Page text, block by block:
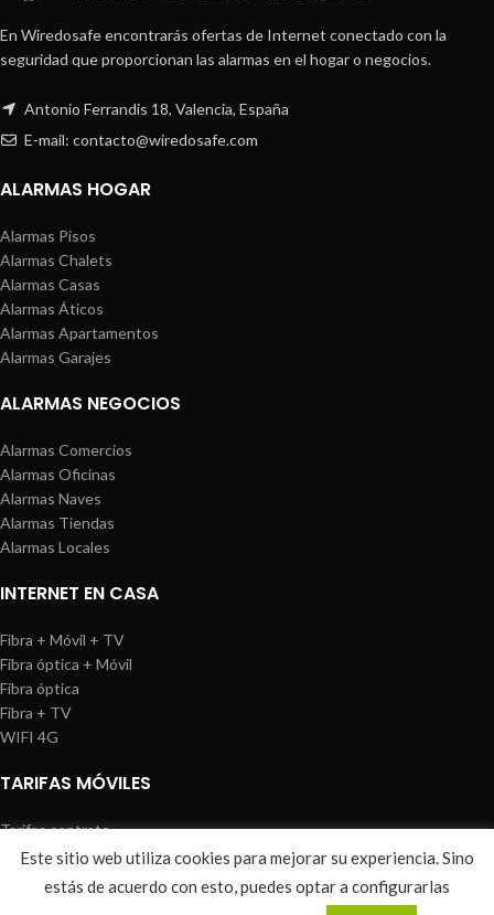
En Wiredosafe encontrarás ofertas de Internet conectado con la
seguridad que proporcionan las alarmas en el hogar o negocios.
Antonio Ferrandis 18, Valencia, España
E-mail: contacto@wiredosafe.com
ALARMAS HOGAR
Alarmas Pisos
Alarmas Chalets
Alarmas Casas
Alarmas Áticos
Alarmas Apartamentos
Alarmas Garajes
ALARMAS NEGOCIOS
Alarmas Comercios
Alarmas Oficinas
Alarmas Naves
Alarmas Tiendas
Alarmas Locales
INTERNET EN CASA
Fibra + Móvil + TV
Fibra óptica + Móvil
Fibra óptica
Fibra + TV
WIFI 4G
TARIFAS MÓVILES
Tarifas contrato
Tarifas prepago
WIREDOSAFE Aviso Legal Política de Cookies |Sitemap
Este sitio web utiliza cookies para mejorar su experiencia. Sino
estás de acuerdo con esto, puedes optar a configurarlas